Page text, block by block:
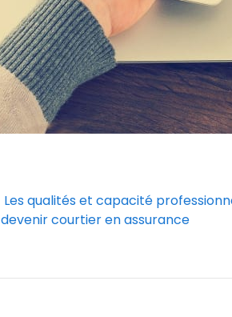
Les qualités et capacité
devenir courtier en assurance